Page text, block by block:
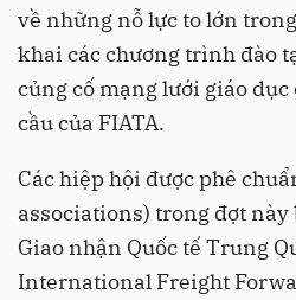
về những nỗ lực to lớn
khai các chương trình đào
củng cố mạng lưới giáo
cầu của FIATA.
Các hiệp hội được phê
associations) trong đợt này
Giao nhận Quốc tế Trung
International Freight